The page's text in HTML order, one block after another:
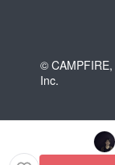
© CAMPFIRE,
Inc.